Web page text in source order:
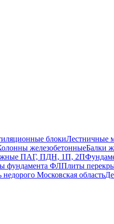
блокиЛестничные
железобетонныеБалки
ПАГ, ПДН, 1П, 2П
фундамента ФЛПлиты
Московская область